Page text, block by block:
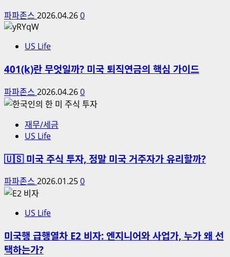
파파존스 2026.04.260
US Life
401(k)란 무엇일까? 미국 퇴직연금의 핵심 가이드
파파존스 2026.04.260
재무/세금
US Life
🇺🇸 미국 주식 투자, 정말 미국 거주자가 유리할까?
파파존스 2026.01.250
US Life
미국행 급행열차 E2 비자: 엔지니어와 사업가, 누가 왜 선
택하는가?